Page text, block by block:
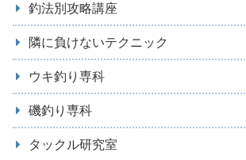
釣法別攻略講座
隣に負けないテクニック
ウキ釣り専科
磯釣り専科
タックル研究室